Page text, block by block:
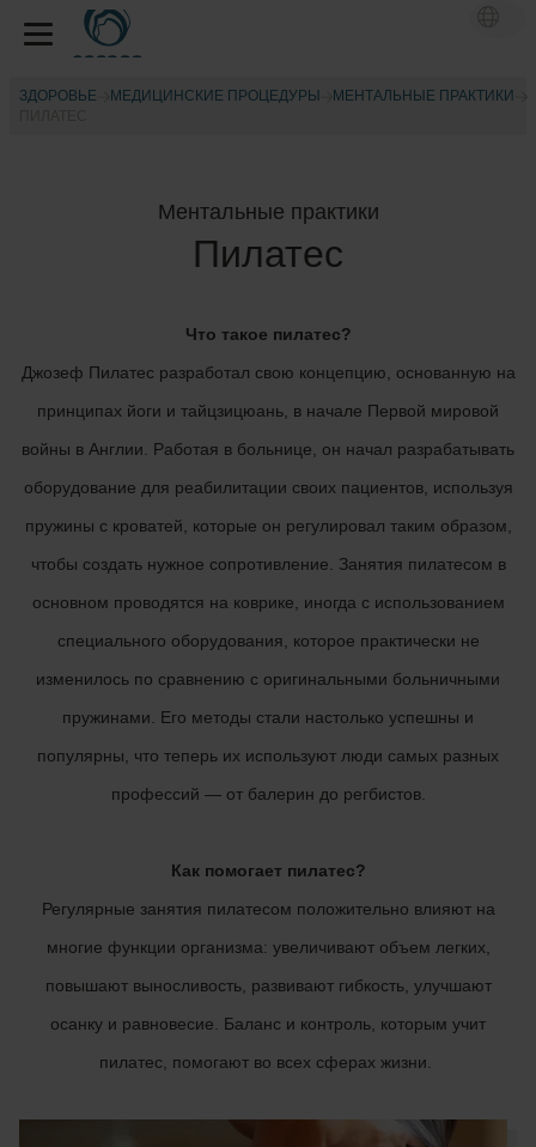
ЗДОРОВЬЕ МЕДИЦИНСКИЕ ПРОЦЕДУРЫ
МЕНТАЛЬНЫЕ ПРАКТИКИ
Ментальные практики
Пилатес
Что такое пилатес?
Джозеф Пилатес разработал свою концепцию, основанную на
принципах йоги и тайцзицюань, в начале Первой мировой
войны в Англии. Работая в больнице, он начал разрабатывать
оборудование для реабилитации своих пациентов, используя
пружины с кроватей, которые он регулировал таким образом,
чтобы создать нужное сопротивление. Занятия пилатесом в
основном проводятся на коврике, иногда с использованием
специального оборудования, которое практически не
изменилось по сравнению с оригинальными больничными
пружинами. Его методы стали настолько успешны и
популярны, что теперь их используют люди самых разных
профессий — от балерин до регбистов.
Как помогает пилатес?
Регулярные занятия пилатесом положительно влияют на
многие функции организма: увеличивают объем легких,
повышают выносливость, развивают гибкость, улучшают
осанку и равновесие. Баланс и контроль, которым учит
пилатес, помогают во всех сферах жизни.